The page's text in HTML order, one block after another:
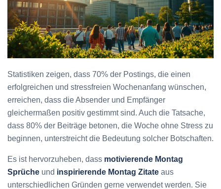
Statistiken zeigen, dass 70% der Postings, die einen
erfolgreichen und stressfreien Wochenanfang wünschen,
erreichen, dass die Absender und Empfänger
gleichermaßen positiv gestimmt sind. Auch die Tatsache,
dass 80% der Beiträge betonen, die Woche ohne Stress zu
beginnen, unterstreicht die Bedeutung solcher Botschaften.
Es ist hervorzuheben, dass motivierende Montag
Sprüche und inspirierende Montag Zitate aus
unterschiedlichen Gründen gerne verwendet werden. Sie